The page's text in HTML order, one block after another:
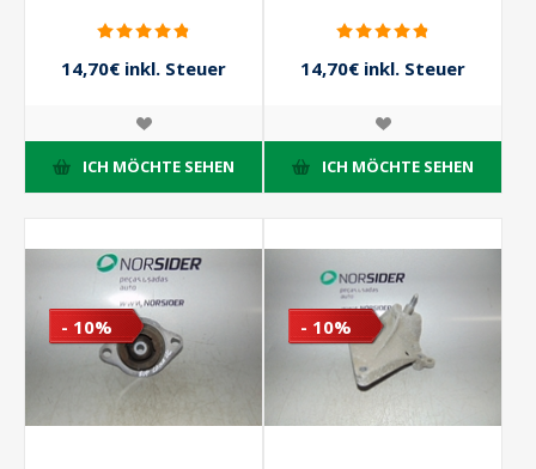
14,70€ inkl. Steuer
ICH MÖCHTE SEHEN
14,70€ inkl. Steuer
ICH MÖCHTE SEHEN
- 10% - 10%